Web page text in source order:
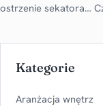
ostrzenie sekatora…
Kategorie
Aranżacja wnętrz